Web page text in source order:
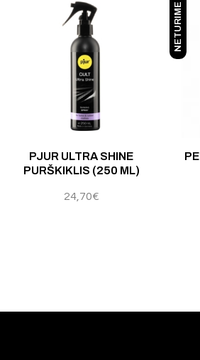
PJUR ULTRA SHINE
PURŠKIKLIS (250 ML)
24,70€
NETURIME